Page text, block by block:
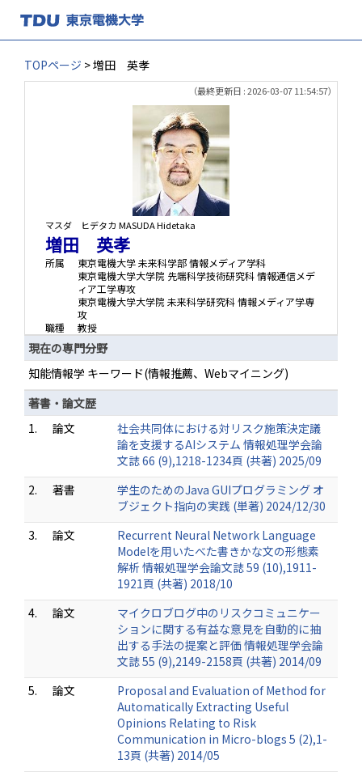
TOPページ > 増田 英孝
（最終更新日 : 2026-03-07 11:54:57）
マスダ ヒデタカ MASUDA Hidetaka
増田 英孝
所属
東京電機大学 未来科学部 情報メディア学科
東京電機大学大学院 先端科学技術研究科 情報通信メデ
ィア工学専攻
東京電機大学大学院 未来科学研究科 情報メディア学専
攻
職種
教授
現在の専門分野
知能情報学 キーワード(情報推薦、Webマイニング)
著書・論文歴
1.
論文
社会共同体における対リスク施策決定議
論を支援するAIシステム 情報処理学会論
文誌 66 (9),1218-1234頁 (共著) 2025/09
2.
著書
学生のためのJava GUIプログラミング オ
ブジェクト指向の実践 (単著) 2024/12/30
3.
論文
Recurrent Neural Network Language
Modelを用いたべた書きかな文の形態素
解析 情報処理学会論文誌 59 (10),1911-
1921頁 (共著) 2018/10
4.
論文
マイクロブログ中のリスクコミュニケー
ションに関する有益な意見を自動的に抽
出する手法の提案と評価 情報処理学会論
文誌 55 (9),2149-2158頁 (共著) 2014/09
5.
論文
Proposal and Evaluation of Method for
Automatically Extracting Useful
Opinions Relating to Risk
Communication in Micro-blogs 5 (2),1-
13頁 (共著) 2014/05